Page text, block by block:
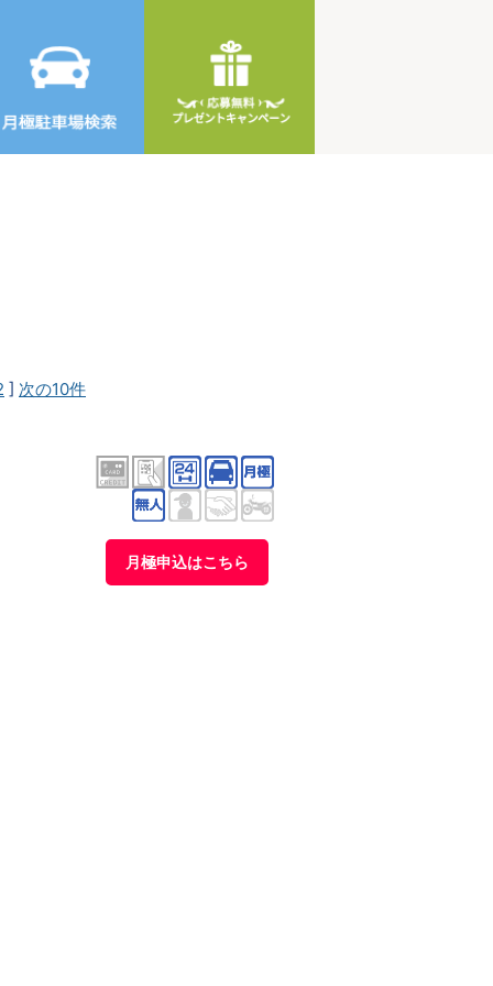
] 次の10件
月極申込はこちら